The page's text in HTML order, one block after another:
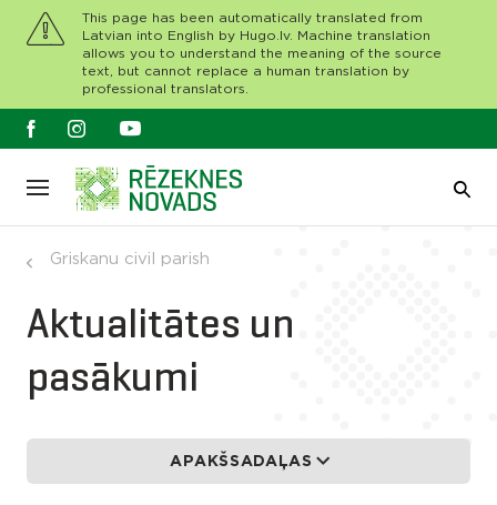
This page has been automatically translated from
Latvian into English by Hugo.lv. Machine translation
allows you to understand the meaning of the source
text, but cannot replace a human translation by
professional translators.
Griskanu civil parish
Aktualitātes un
pasākumi
APAKŠSADAĻAS